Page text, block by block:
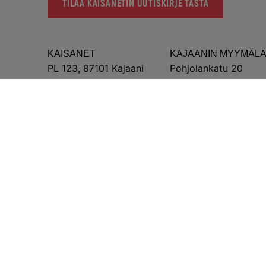
TILAA KAISANETIN UUTISKIRJE TÄSTÄ
KAISANET
PL 123, 87101 Kajaani
Y-tunnus: 2366937-2
KAJAANIN MYYMÄLÄ
Pohjolankatu 20
Avoinna arkisin 10-